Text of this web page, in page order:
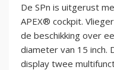
De SPn is uitgerust
APEX® cockpit.
de beschikking over
diameter van 15 inch.
display twee